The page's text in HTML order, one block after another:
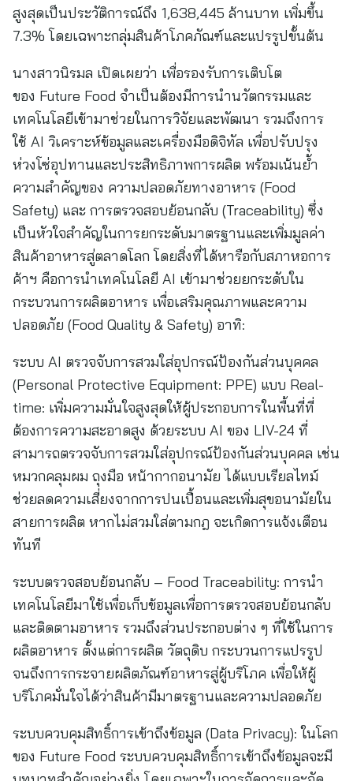
สูงสุดเป็นประวัติการณ์ถึง 1,638,445 ล้านบาท เพิ่มขึ้น
7.3% โดยเฉพาะกลุ่มสินค้าโภคภัณฑ์และแปรรูปขั้นต้น
นางสาวนิรมล เปิดเผยว่า เพื่อรองรับการเติบโต
ของ Future Food จำเป็นต้องมีการนำนวัตกรรมและ
เทคโนโลยีเข้ามาช่วยในการวิจัยและพัฒนา รวมถึงการ
ใช้ AI วิเคราะห์ข้อมูลและเครื่องมือดิจิทัล เพื่อปรับปรุง
ห่วงโซ่อุปทานและประสิทธิภาพการผลิต พร้อมเน้นย้ำ
ความสำคัญของ ความปลอดภัยทางอาหาร (Food
Safety) และ การตรวจสอบย้อนกลับ (Traceability) ซึ่ง
เป็นหัวใจสำคัญในการยกระดับมาตรฐานและเพิ่มมูลค่า
สินค้าอาหารสู่ตลาดโลก โดยสิ่งที่ได้หารือกับสภาหอการ
ค้าฯ คือการนำเทคโนโลยี AI เข้ามาช่วยยกระดับใน
กระบวนการผลิตอาหาร เพื่อเสริมคุณภาพและความ
ปลอดภัย (Food Quality & Safety) อาทิ:
ระบบ AI ตรวจจับการสวมใส่อุปกรณ์ป้องกันส่วนบุคคล
(Personal Protective Equipment: PPE) แบบ Real-
time: เพิ่มความมั่นใจสูงสุดให้ผู้ประกอบการในพื้นที่ที่
ต้องการความสะอาดสูง ด้วยระบบ AI ของ LIV-24 ที่
สามารถตรวจจับการสวมใส่อุปกรณ์ป้องกันส่วนบุคคล เช่น
หมวกคลุมผม ถุงมือ หน้ากากอนามัย ได้แบบเรียลไทม์
ช่วยลดความเสี่ยงจากการปนเปื้อนและเพิ่มสุขอนามัยใน
สายการผลิต หากไม่สวมใส่ตามกฎ จะเกิดการแจ้งเตือน
ทันที
ระบบตรวจสอบย้อนกลับ – Food Traceability: การนำ
เทคโนโลยีมาใช้เพื่อเก็บข้อมูลเพื่อการตรวจสอบย้อนกลับ
และติดตามอาหาร รวมถึงส่วนประกอบต่าง ๆ ที่ใช้ในการ
ผลิตอาหาร ตั้งแต่การผลิต วัตถุดิบ กระบวนการแปรรูป
จนถึงการกระจายผลิตภัณฑ์อาหารสู่ผู้บริโภค เพื่อให้ผู้
บริโภคมั่นใจได้ว่าสินค้ามีมาตรฐานและความปลอดภัย
ระบบควบคุมสิทธิ์การเข้าถึงข้อมูล (Data Privacy): ในโลก
ของ Future Food ระบบควบคุมสิทธิ์การเข้าถึงข้อมูลจะมี